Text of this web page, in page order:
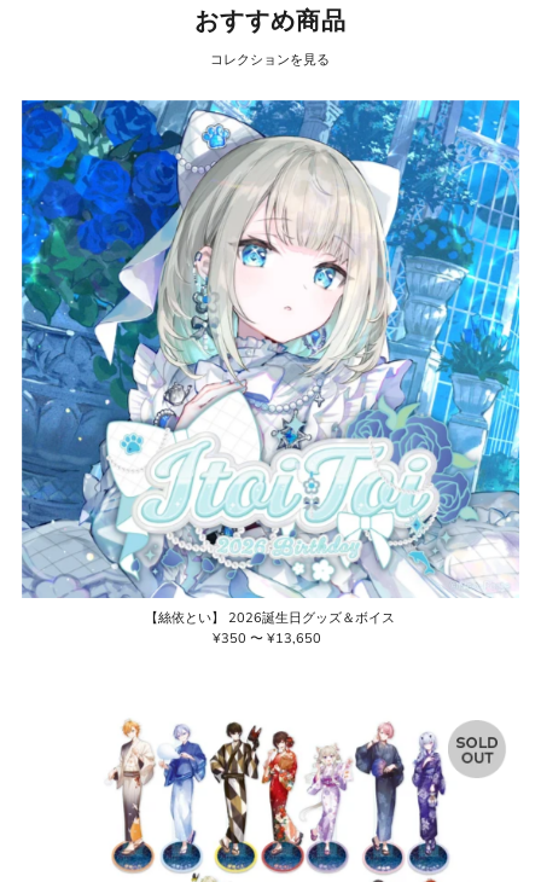
おすすめ商品
コレクションを見る
【絲依とい】 2026誕生日グッズ＆ボイス
通
¥350 〜 ¥13,650